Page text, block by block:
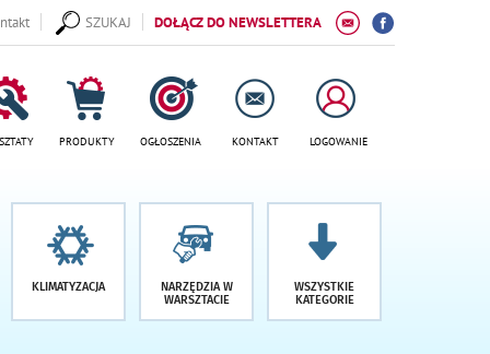
DOŁĄCZ DO NEWSLETTERA
SZUKAJ
PRODUKTY OGŁOSZENIA KONTAKT LOGOWANIE
KLIMATYZACJA
NARZĘDZIA W
WARSZTACIE
WSZYSTKIE
KATEGORIE